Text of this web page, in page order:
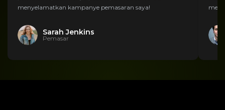
menyelamatkan kampanye pemasaran saya!
Sarah Jenkins
Pemasar